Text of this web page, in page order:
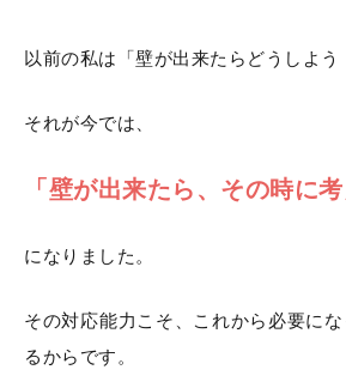
以前の私は「壁が出来たらどうしよう
それが今では、
「壁が出来たら、その時に考
になりました。
その対応能力こそ、これから必要に
るからです。